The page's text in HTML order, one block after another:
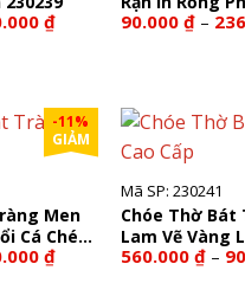
₫Khoảng
180.000 ₫
230246
90.000₫ –
-11%
GIẢM
Men
Cá Chép
₫Khoảng
giá:
Mã SP: 230241
Chóe Thờ Bát
Lam Vẽ Vàng
230241
560.000₫ –